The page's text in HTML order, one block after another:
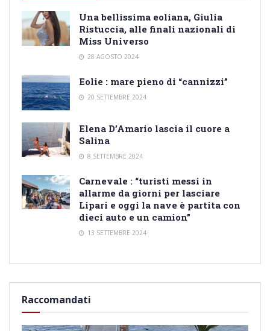
Una bellissima eoliana, Giulia
Ristuccia, alle finali nazionali di
Miss Universo
28 AGOSTO 2024
Eolie : mare pieno di “cannizzi”
20 SETTEMBRE 2024
Elena D’Amario lascia il cuore a
Salina
8 SETTEMBRE 2024
Carnevale : “turisti messi in
allarme da giorni per lasciare
Lipari e oggi la nave è partita con
dieci auto e un camion”
13 SETTEMBRE 2024
Raccomandati